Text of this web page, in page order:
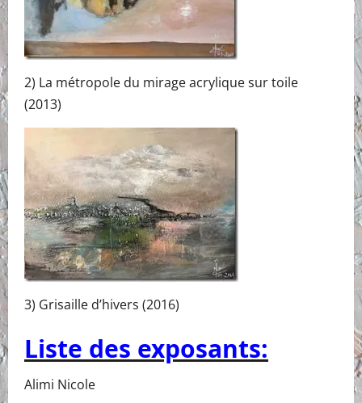
2) La métropole du mirage acrylique sur toile
(2013)
3) Grisaille d’hivers (2016)
Liste des exposants:
Alimi Nicole